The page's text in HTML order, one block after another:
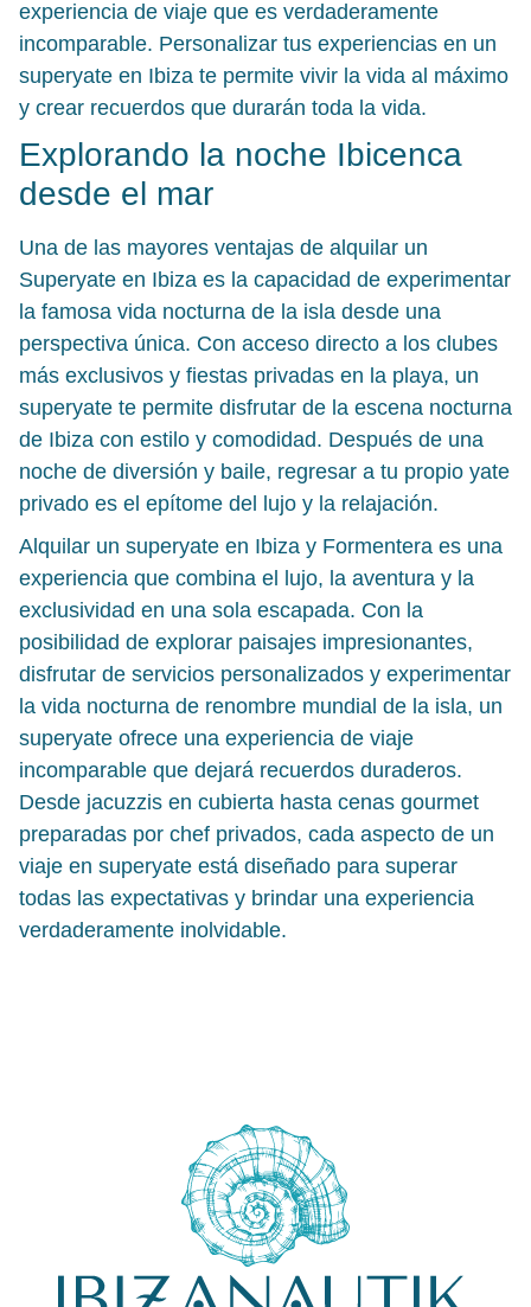
experiencia de viaje que es verdaderamente
incomparable. Personalizar tus experiencias en un
superyate en Ibiza te permite vivir la vida al máximo
y crear recuerdos que durarán toda la vida.
Explorando la noche Ibicenca
desde el mar
Una de las mayores ventajas de alquilar un
Superyate en Ibiza es la capacidad de experimentar
la famosa vida nocturna de la isla desde una
perspectiva única. Con acceso directo a los clubes
más exclusivos y fiestas privadas en la playa, un
superyate te permite disfrutar de la escena nocturna
de Ibiza con estilo y comodidad. Después de una
noche de diversión y baile, regresar a tu propio yate
privado es el epítome del lujo y la relajación.
Alquilar un superyate en Ibiza y Formentera es una
experiencia que combina el lujo, la aventura y la
exclusividad en una sola escapada. Con la
posibilidad de explorar paisajes impresionantes,
disfrutar de servicios personalizados y experimentar
la vida nocturna de renombre mundial de la isla, un
superyate ofrece una experiencia de viaje
incomparable que dejará recuerdos duraderos.
Desde jacuzzis en cubierta hasta cenas gourmet
preparadas por chef privados, cada aspecto de un
viaje en superyate está diseñado para superar
todas las expectativas y brindar una experiencia
verdaderamente inolvidable.